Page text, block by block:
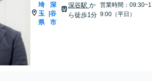
埼
玉
県
深
谷
市
深谷駅 か
ら徒歩1分
営業時間：09:30~1
9:00（平日）